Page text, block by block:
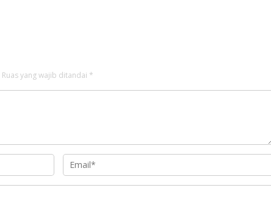
Ruas yang wajib ditandai *